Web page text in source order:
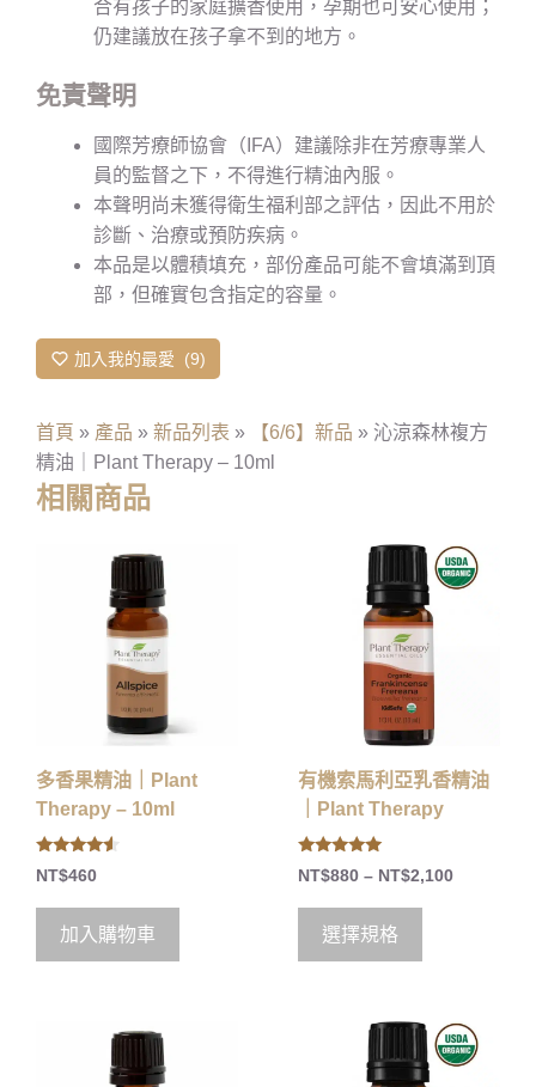
合有孩子的家庭擴香使用，孕期也可安心使用；
仍建議放在孩子拿不到的地方。
免責聲明
國際芳療師協會（IFA）建議除非在芳療專業人
員的監督之下，不得進行精油內服。
本聲明尚未獲得衛生福利部之評估，因此不用於
診斷、治療或預防疾病。
本品是以體積填充，部份產品可能不會填滿到頂
部，但確實包含指定的容量。
加入我的最愛 9
首頁 » 產品 » 新品列表 » 【6/6】新品 » 沁涼森林複方
精油｜Plant Therapy – 10ml
相關商品
多香果精油｜Plant
Therapy – 10ml
4.33
out of 5
NT$460
加入購物車
有機索馬利亞乳香精油
｜Plant Therapy
5.00
out of 5
NT$880 – NT$2,100
選擇規格